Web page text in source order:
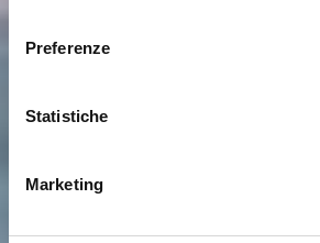
Preferenze
Statistiche
Marketing